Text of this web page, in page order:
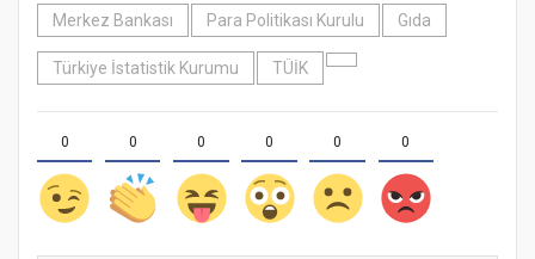
Merkez Bankası
Para Politikası Kurulu Gıda
Türkiye İstatistik Kurumu TÜİK
0 0 0 0 0 0